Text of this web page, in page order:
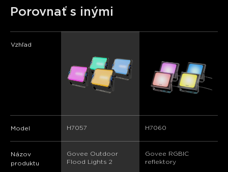
Porovnať s inými
Vzhľad
Model H7057 H7060
Názov
produktu
Govee Outdoor
Flood Lights 2
Govee RGBIC
reflektory